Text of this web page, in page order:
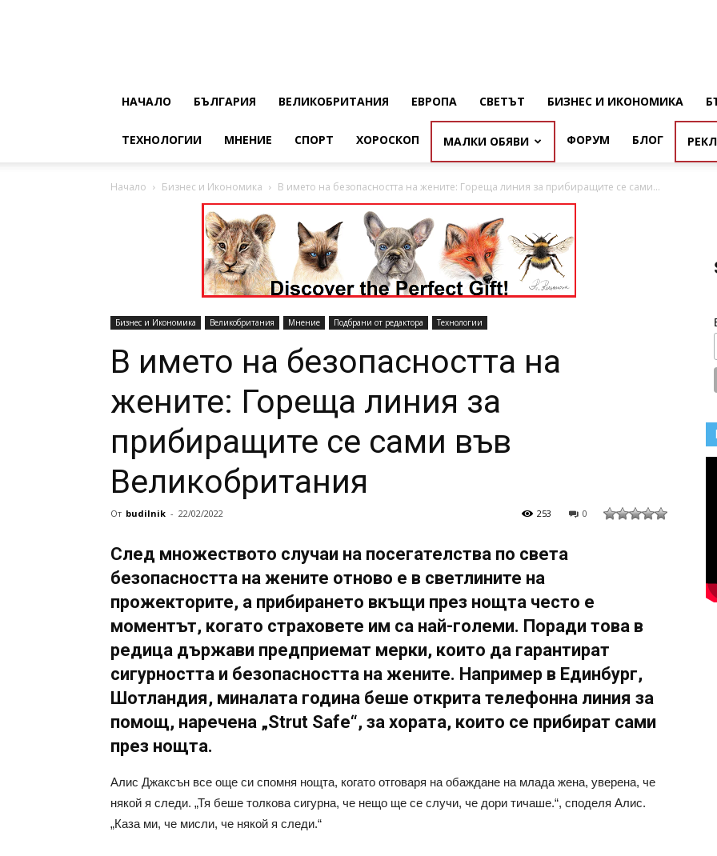
НАЧАЛО БЪЛГАРИЯ ВЕЛИКОБРИТАНИЯ ЕВРОПА СВЕТЪТ БИЗНЕС И ИКОНОМИКА
ТЕХНОЛОГИИ МНЕНИЕ СПОРТ ХОРОСКОП МАЛКИ ОБЯВИ ФОРУМ БЛОГ
Начало Бизнес и Икономика В името на безопасността на жените: Гореща линия за прибиращите се сами...
Бизнес и Икономика Великобритания Мнение Подбрани от редактора Технологии
В името на безопасността на
жените: Гореща линия за
прибиращите се сами във
Великобритания
От budilnik - 22/02/2022 0
253
След множеството случаи на посегателства по света
безопасността на жените отново е в светлините на
прожекторите, а прибирането вкъщи през нощта често е
моментът, когато страховете им са най-големи. Поради това в
редица държави предприемат мерки, които да гарантират
сигурността и безопасността на жените. Например в Единбург,
Шотландия, миналата година беше открита телефонна линия за
помощ, наречена „Strut Safe“, за хората, които се прибират сами
през нощта.
Алис Джаксън все още си спомня нощта, когато отговаря на обаждане на млада жена, уверена, че
някой я следи. „Тя беше толкова сигурна, че нещо ще се случи, че дори тичаше.“, споделя Алис.
„Каза ми, че мисли, че някой я следи.“